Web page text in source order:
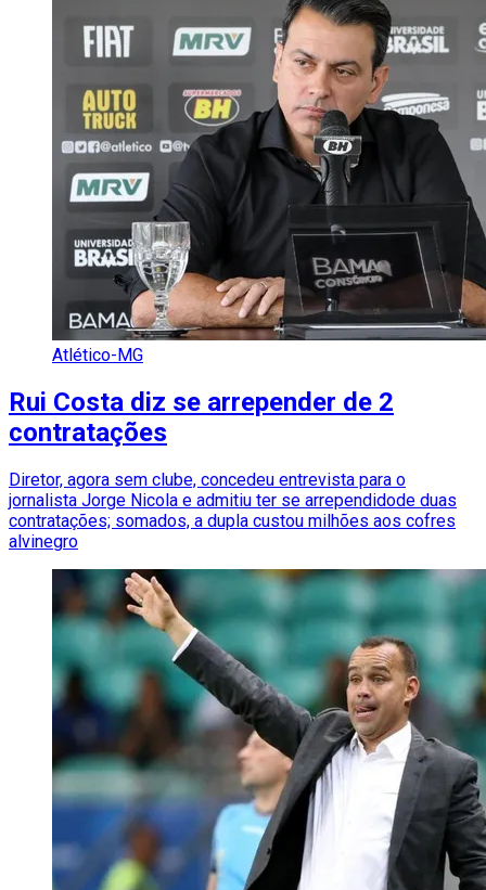
Atlético-MG
Rui Costa diz se arrepender de 2
contratações
Diretor, agora sem clube, concedeu entrevista para o
jornalista Jorge Nicola e admitiu ter se arrependidode duas
contratações; somados, a dupla custou milhões aos cofres
alvinegro